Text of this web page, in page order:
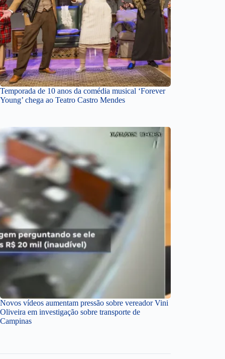
Temporada de 10 anos da comédia musical ‘Forever
Young’ chega ao Teatro Castro Mendes
Novos vídeos aumentam pressão sobre vereador Vini
Oliveira em investigação sobre transporte de
Campinas